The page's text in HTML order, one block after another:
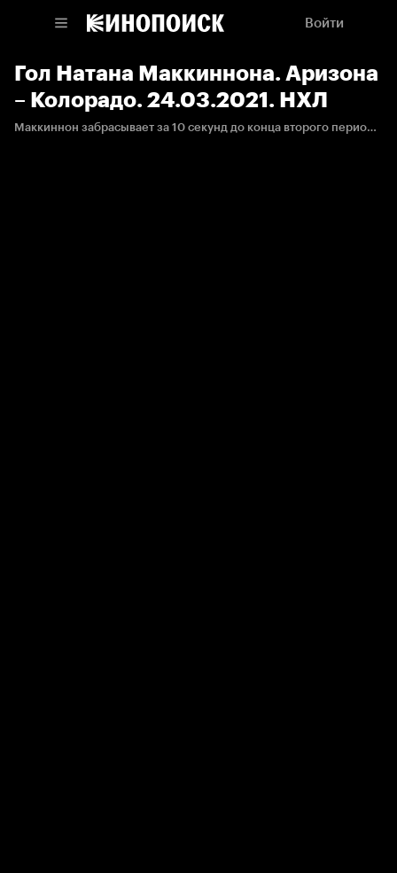
Войти
Гол Натана Маккиннона. Аризона
– Колорадо. 24.03.2021. НХЛ
Маккиннон забрасывает за 10 секунд до конца второго периода, а Колорадо превращает 0:2 в 3:2.